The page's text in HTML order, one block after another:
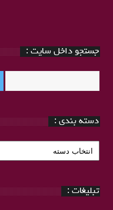
جستجو داخل سایت :
دسته بندی :
دسته
بندی
تبلیغات :